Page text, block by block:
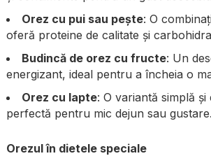
Orez cu pui sau pește: O
oferă proteine de calitate și
Budincă de orez cu fructe: Un
energizant, ideal pentru a încheia o
Orez cu lapte: O variantă simplă
perfectă pentru mic dejun sau gustare.
Orezul în dietele speciale